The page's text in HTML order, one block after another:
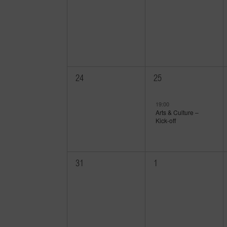
0
24
1
25
19:00
Arts & Culture –
Kick-off
0
31
01